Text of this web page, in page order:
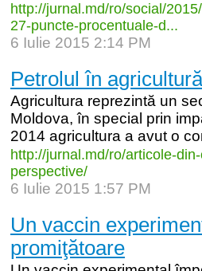
http://jurnal.md/ro/social/2015/
27-puncte-procentuale-d...
6 Iulie 2015 2:14 PM
Petrolul în
Agricultura reprezintă un
Moldova, în special prin
2014 agricultura a avut o
http://jurnal.md/ro/articole-din-
perspective/
6 Iulie 2015 1:57 PM
Un vaccin
promiţătoare